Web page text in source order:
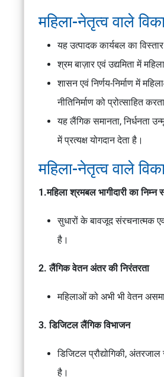
महिला-नेतृत्व वाले
यह उत्पादक कार्यबल का
श्रम बाज़ार एवं उद्यमिता में
शासन एवं निर्णय-निर्माण में
नीतिनिर्माण को प्रोत्साहित
यह लैंगिक समानता, निर्धनता
में प्रत्यक्ष योगदान देता है।
महिला-नेतृत्व वाले
1.महिला श्रमबल भागीदारी का निम्न
सुधारों के बावजूद संरचनात्मक
है।
2. लैंगिक वेतन अंतर की निरंतरता
महिलाओं को अभी भी वेतन
3. डिजिटल लैंगिक विभाजन
डिजिटल प्रौद्योगिकी,
है।